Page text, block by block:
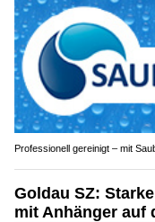
Professionell gereinigt – mit
Goldau SZ:
mit Anhänger auf